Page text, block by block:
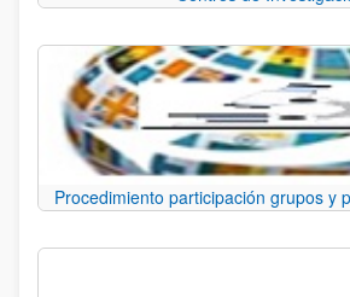
Procedimiento participación grupos y